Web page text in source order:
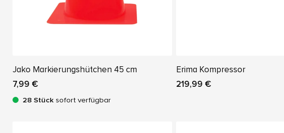
Jako Markierungshütchen 45 cm
7,99 €
28 Stück sofort verfügbar
Erima Kompressor
219,99 €